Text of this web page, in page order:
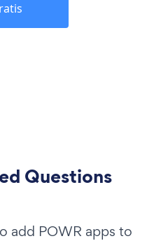
Questions
add POWR apps to